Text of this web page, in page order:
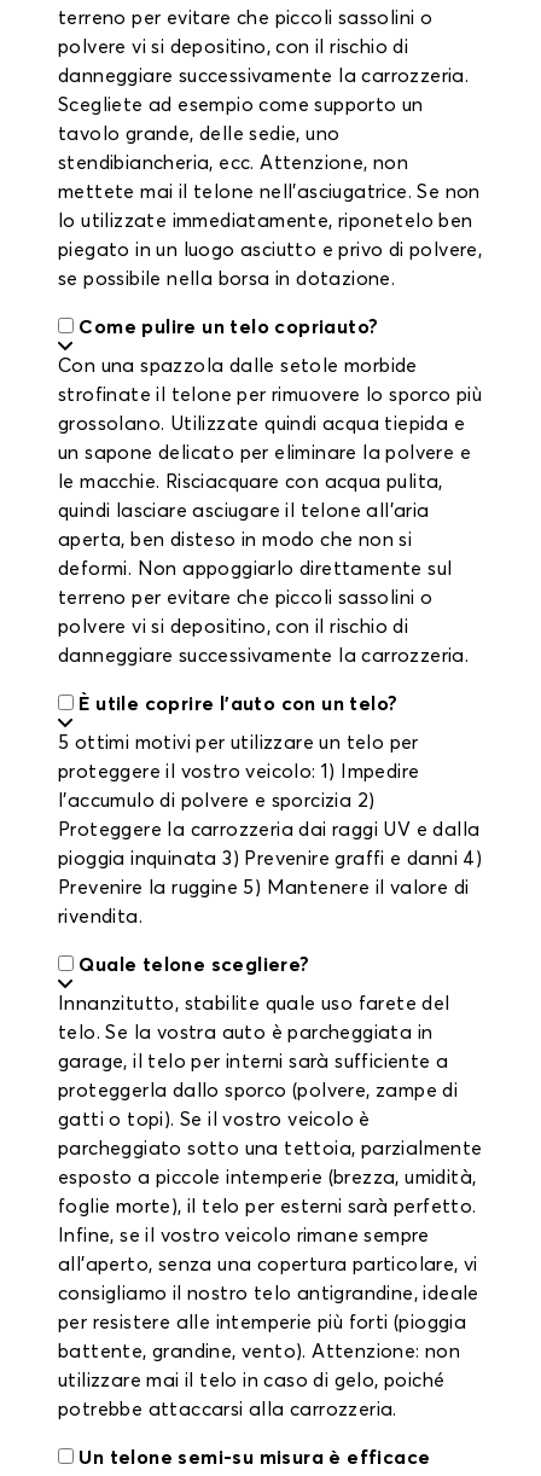
terreno per evitare che piccoli sassolini o
polvere vi si depositino, con il rischio di
danneggiare successivamente la carrozzeria.
Scegliete ad esempio come supporto un
tavolo grande, delle sedie, uno
stendibiancheria, ecc. Attenzione, non
mettete mai il telone nell'asciugatrice. Se non
lo utilizzate immediatamente, riponetelo ben
piegato in un luogo asciutto e privo di polvere,
se possibile nella borsa in dotazione.
Come pulire un telo copriauto?
Con una spazzola dalle setole morbide
strofinate il telone per rimuovere lo sporco più
grossolano. Utilizzate quindi acqua tiepida e
un sapone delicato per eliminare la polvere e
le macchie. Risciacquare con acqua pulita,
quindi lasciare asciugare il telone all'aria
aperta, ben disteso in modo che non si
deformi. Non appoggiarlo direttamente sul
terreno per evitare che piccoli sassolini o
polvere vi si depositino, con il rischio di
danneggiare successivamente la carrozzeria.
È utile coprire l'auto con un telo?
5 ottimi motivi per utilizzare un telo per
proteggere il vostro veicolo: 1) Impedire
l'accumulo di polvere e sporcizia 2)
Proteggere la carrozzeria dai raggi UV e dalla
pioggia inquinata 3) Prevenire graffi e danni 4)
Prevenire la ruggine 5) Mantenere il valore di
rivendita.
Quale telone scegliere?
Innanzitutto, stabilite quale uso farete del
telo. Se la vostra auto è parcheggiata in
garage, il telo per interni sarà sufficiente a
proteggerla dallo sporco (polvere, zampe di
gatti o topi). Se il vostro veicolo è
parcheggiato sotto una tettoia, parzialmente
esposto a piccole intemperie (brezza, umidità,
foglie morte), il telo per esterni sarà perfetto.
Infine, se il vostro veicolo rimane sempre
all'aperto, senza una copertura particolare, vi
consigliamo il nostro telo antigrandine, ideale
per resistere alle intemperie più forti (pioggia
battente, grandine, vento). Attenzione: non
utilizzare mai il telo in caso di gelo, poiché
potrebbe attaccarsi alla carrozzeria.
Un telone semi-su misura è efficace